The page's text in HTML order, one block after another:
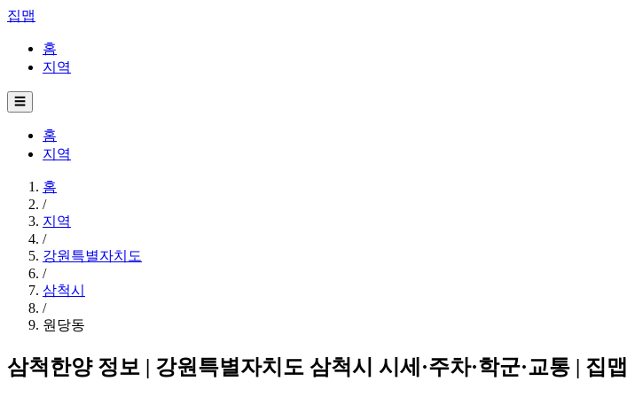
집맵
홈
지역
☰
홈
지역
홈
/
지역
/
강원특별자치도
/
삼척시
/
원당동
삼척한양 정보 | 강원특별자치도 삼척시 시세·주차·학군·교통 | 집맵